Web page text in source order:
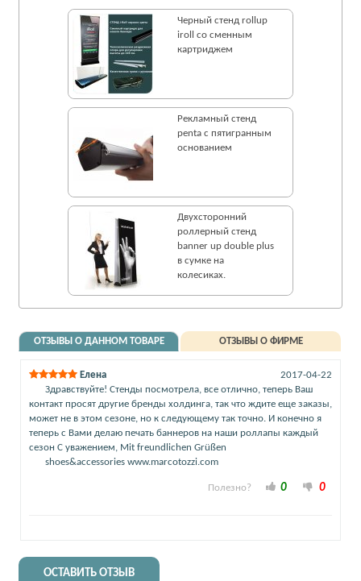
Черный стенд rollup
iroll со сменным
картриджем
Рекламный стенд
penta с пятигранным
основанием
Двухсторонний
роллерный стенд
banner up double plus
в сумке на
колесиках.
ОТЗЫВЫ О ДАННОМ ТОВАРЕ ОТЗЫВЫ О ФИРМЕ
Елена
2017-04-22
Здравствуйте! Стенды посмотрела, все отлично, теперь Ваш
контакт просят другие бренды холдинга, так что ждите еще заказы,
может не в этом сезоне, но к следующему так точно. И конечно я
теперь с Вами делаю печать баннеров на наши роллапы каждый
сезон С уважением, Mit freundlichen Grüßen
shoes&accessories www.marcotozzi.com
Полезно? 0 0
ОСТАВИТЬ ОТЗЫВ